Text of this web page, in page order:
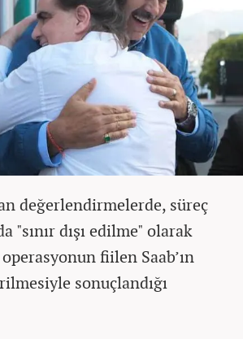
değerlendirmelerde, süreç
"sınır dışı edilme" olarak
fiilen Saab’ın
sonuçlandığı